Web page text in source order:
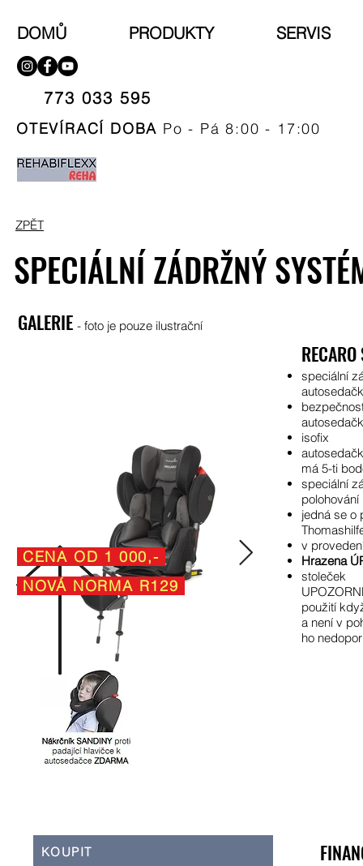
DOMŮ PRODUKTY SERVIS
773 033 595​
OTEVÍRACÍ DOBA Po - Pá 8:00 - 17:00
ZPĚT
SPECIÁLNÍ ZÁDRŽNÝ
GALERIE - foto je pouze ilustrační
CENA OD 1 000,-
NOVÁ NORMA R129
speciální
isofix
má 5-ti
speciální
polohování
jedná se o
v
Hrazena
stoleček
použití
a není v
ho
KOUPIT